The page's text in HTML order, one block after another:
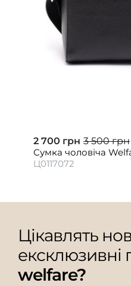
2 700 грн 3 500 грн
Сумка чоловіча
Ц0117072
Цікавлять
ексклюзивні
welfare?